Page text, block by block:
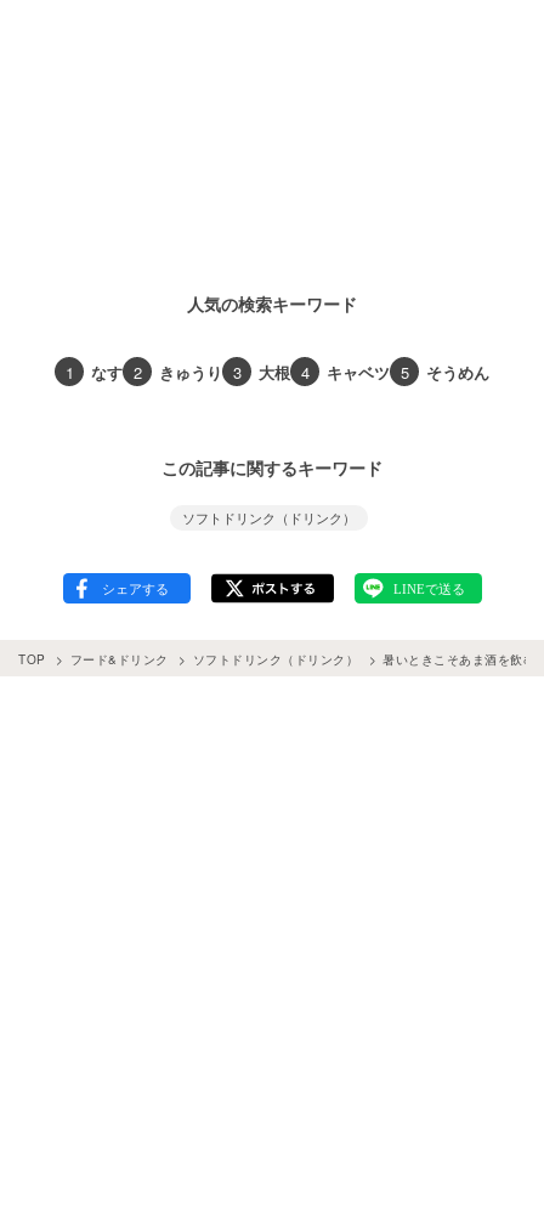
人気の検索キーワード
1 なす 2 きゅうり 3 大根 4 キャベツ 5 そうめん
この記事に関するキーワード
ソフトドリンク（ドリンク）
TOP フード&ドリンク ソフトドリンク（ドリンク） 暑いときこそあま酒を飲む